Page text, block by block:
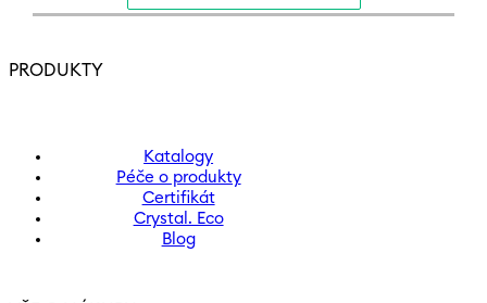
PRODUKTY
Katalogy
Péče o produkty
Certifikát
Crystal. Eco
Blog